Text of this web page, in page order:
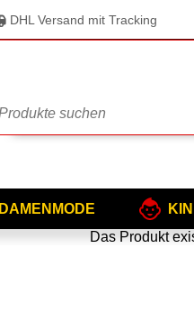
DHL Versand mit Tracking
DAMENMODE
Das Produkt